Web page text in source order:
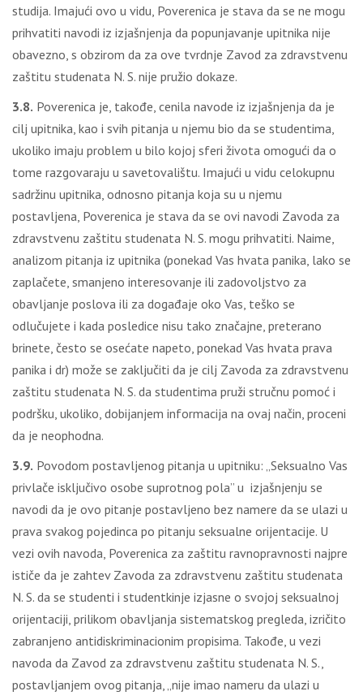
studija. Imajući ovo u vidu, Poverenica je stava da se ne mogu
prihvatiti navodi iz izjašnjenja da popunjavanje upitnika nije
obavezno, s obzirom da za ove tvrdnje Zavod za zdravstvenu
zaštitu studenata N. S. nije pružio dokaze.
3.8. Poverenica je, takođe, cenila navode iz izjašnjenja da je
cilj upitnika, kao i svih pitanja u njemu bio da se studentima,
ukoliko imaju problem u bilo kojoj sferi života omogući da o
tome razgovaraju u savetovalištu. Imajući u vidu celokupnu
sadržinu upitnika, odnosno pitanja koja su u njemu
postavljena, Poverenica je stava da se ovi navodi Zavoda za
zdravstvenu zaštitu studenata N. S. mogu prihvatiti. Naime,
analizom pitanja iz upitnika (ponekad Vas hvata panika, lako se
zaplačete, smanjeno interesovanje ili zadovoljstvo za
obavljanje poslova ili za događaje oko Vas, teško se
odlučujete i kada posledice nisu tako značajne, preterano
brinete, često se osećate napeto, ponekad Vas hvata prava
panika i dr) može se zaključiti da je cilj Zavoda za zdravstvenu
zaštitu studenata N. S. da studentima pruži stručnu pomoć i
podršku, ukoliko, dobijanjem informacija na ovaj način, proceni
da je neophodna.
3.9. Povodom postavljenog pitanja u upitniku: „Seksualno Vas
privlače isključivo osobe suprotnog pola” u izjašnjenju se
navodi da je ovo pitanje postavljeno bez namere da se ulazi u
prava svakog pojedinca po pitanju seksualne orijentacije. U
vezi ovih navoda, Poverenica za zaštitu ravnopravnosti najpre
ističe da je zahtev Zavoda za zdravstvenu zaštitu studenata
N. S. da se studenti i studentkinje izjasne o svojoj seksualnoj
orijentaciji, prilikom obavljanja sistematskog pregleda, izričito
zabranjeno antidiskriminacionim propisima. Takođe, u vezi
navoda da Zavod za zdravstvenu zaštitu studenata N. S.,
postavljanjem ovog pitanja, „nije imao nameru da ulazi u